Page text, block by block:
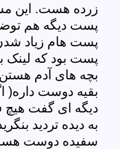
زرده هست. این
پست دیگه هم
پست هام زیاد
پست بود که لینک
بچه های آدم
بقیه دوست داره(
دیگه ای گفت
به دیده تردید
سفیده دوست هست